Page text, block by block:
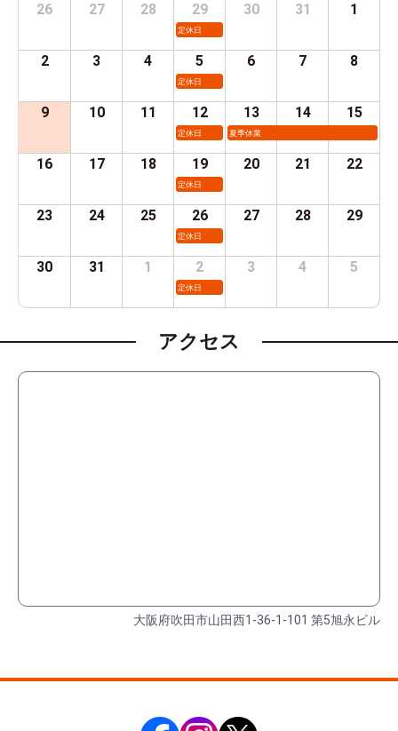
26 27 28 29
定休日
30 31 1
2 3 4 5
定休日
6 7 8
9 10 11 12
定休日
13
夏季休業
14 15
16 17 18 19
定休日
20 21 22
23 24 25 26
定休日
27 28 29
30 31 1 2
定休日
3 4 5
アクセス
大阪府吹田市山田西1-36-1-101 第5旭永ビル